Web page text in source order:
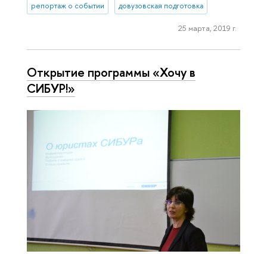
репортаж о событии довузовская подготовка
25 марта, 2019 г.
Открытие программы «Хочу в
СИБУР!»